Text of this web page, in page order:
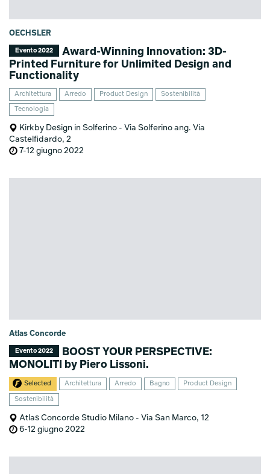
OECHSLER
Evento 2022
Award-Winning Innovation: 3D-
Printed Furniture for Unlimited Design and
Functionality
Architettura Arredo Product Design Sostenibilità
Tecnologia
Kirkby Design in Solferino - Via Solferino ang. Via
Castelfidardo, 2
7-12 giugno 2022
Atlas Concorde
Evento 2022
BOOST YOUR PERSPECTIVE:
MONOLITI by Piero Lissoni.
Selected Architettura Arredo Bagno Product Design
Sostenibilità
Atlas Concorde Studio Milano - Via San Marco, 12
6-12 giugno 2022